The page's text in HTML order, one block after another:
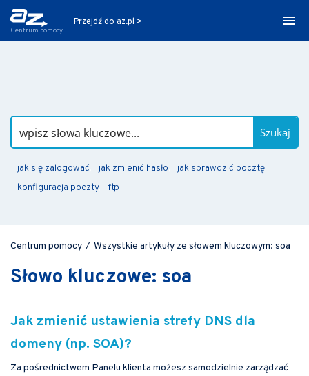
Centrum pomocy
Przejdź do az.pl >
Szukaj
jak się zalogować jak zmienić hasło
jak sprawdzić pocztę
konfiguracja poczty
ftp
Centrum pomocy / Wszystkie artykuły ze słowem kluczowym: soa
Słowo kluczowe: soa
Jak zmienić ustawienia strefy DNS dla
domeny (np. SOA)?
Za pośrednictwem Panelu klienta możesz samodzielnie zarządzać